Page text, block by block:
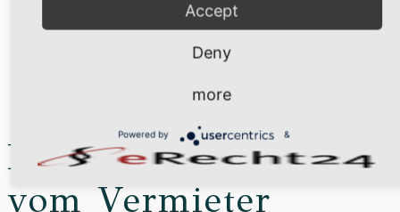
und der gemütlichen, einladenden Atmosphäre eines
typischen Reetdachhauses vor allem die spürbare Liebe zum
Alltag abtauchen und eine wunderschöne Zeit verbringen und
Persönliche Tipps
vom Vermieter
Accept
Deny
more
Powered by &